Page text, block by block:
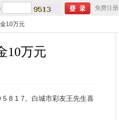
免费注册
10万元
10万元
8 1 7。白城市彩友王先生喜